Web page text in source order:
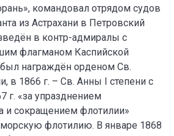
командовал отрядом судов
из Астрахани в Петровский
в контр-адмиралы с
флагманом Каспийской
награждён орденом Св.
в 1866 г. – Св. Анны I степени с
г. «за упразднением
и сокращением флотилии»
флотилию. В январе 1868